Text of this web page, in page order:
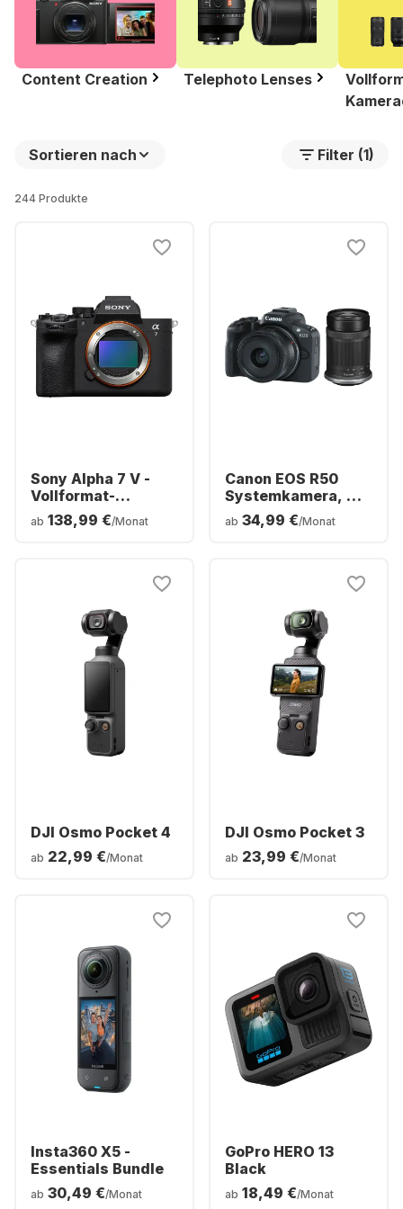
Content Creation Telephoto Lenses
Sortieren nach Filter (1)
244 Produkte
Sony Alpha 7 V -
Vollformat-
Kameragehäuse
(ILCE-7M5B)
ab 138,99 €/Monat
Canon EOS R50
Systemkamera, mit
Objektiv RF-S 18-
45mm f/4.5-6.3 IS
ab 34,99 €/Monat
DJI Osmo Pocket 4
ab 22,99 €/Monat
DJI Osmo Pocket 3
ab 23,99 €/Monat
Insta360 X5 -
Essentials Bundle
ab 30,49 €/Monat
GoPro HERO 13
Black
ab 18,49 €/Monat